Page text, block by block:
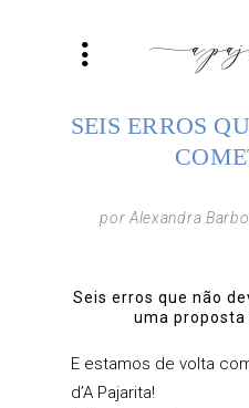
SEIS ERROS
por Alexandra
Seis erros que não
uma
E estamos de volta
d’A Pajarita!